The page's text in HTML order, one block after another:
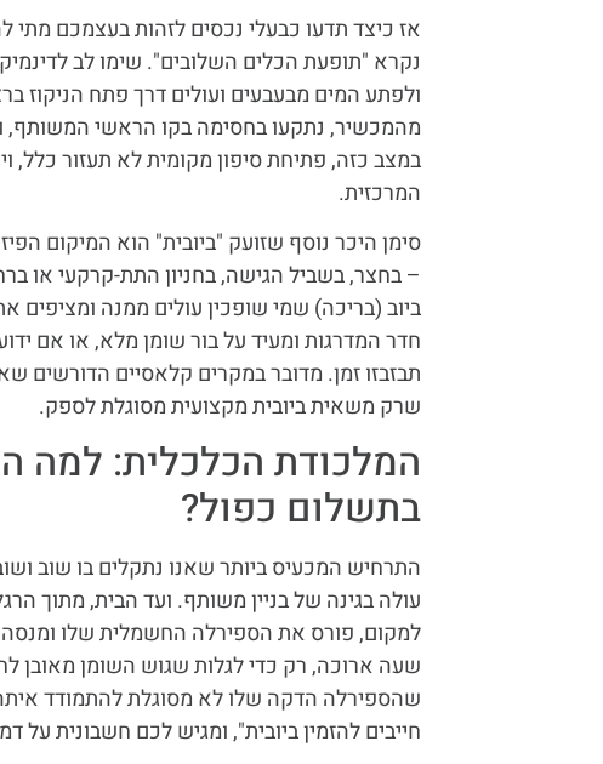
אז כיצד תדעו כבעלי נכסים לזהות בעצמכם מתי
נקרא "תופעת הכלים השלובים". שימו לב
ולפתע המים מבעבעים ועולים דרך פתח הניקוז
מהמכשיר, נתקעו בחסימה בקו הראשי המשותף,
במצב כזה, פתיחת סיפון מקומית לא תעזור כלל,
המרכזית.
סימן היכר נוסף שזועק "ביובית" הוא המיקום
– בחצר, בשביל הגישה, בחניון התת-קרקעי או
ביוב (בריכה) שמי שופכין עולים ממנה
חדר המדרגות ומעיד על בור שומן מלא, או אם
תבזבזו זמן. מדובר במקרים קלאסיים הדורשים
שרק משאית ביובית מקצועית מסוגלת לספק.
המלכודת הכלכלית: למה
בתשלום כפול?
התרחיש המכעיס ביותר שאנו נתקלים בו שוב
עולה בגינה של בניין משותף. ועד הבית, מתוך
למקום, פורס את הספירלה החשמלית שלו
שעה ארוכה, רק כדי לגלות שגוש השומן מאובן
שהספירלה הדקה שלו לא מסוגלת להתמודד
חייבים להזמין ביובית", ומגיש לכם חשבונית על